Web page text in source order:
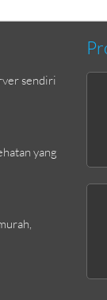
sendiri
yang